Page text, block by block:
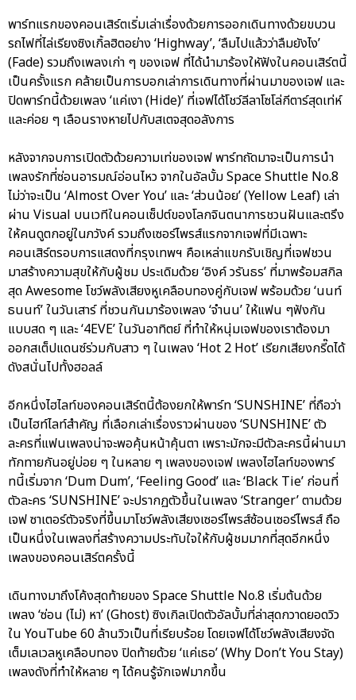
พาร์ทแรกของคอนเสิร์ตเริ่มเล่าเรื่องด้วยการออกเดินทางด้วยขบวน
รถไฟที่ไล่เรียงซิงเกิ้ลฮิตอย่าง ‘Highway’, ‘ลืมไปแล้วว่าลืมยังไง’
(Fade) รวมถึงเพลงเก่า ๆ ของเจฟ ที่ได้นำมาร้องใหัฟังในคอนเสิร์ตนี้
เป็นครั้งแรก คล้ายเป็นการบอกเล่าการเดินทางที่ผ่านมาของเจฟ และ
ปิดพาร์ทนี้ด้วยเพลง ‘แค่เงา (Hide)’ ที่เจฟได้โชว์ลีลาโซโล่กีตาร์สุดเท่ห์
และค่อย ๆ เลือนรางหายไปกับสเตจสุดอลังการ
หลังจากจบการเปิดตัวด้วยความเท่ของเจฟ พาร์ทถัดมาจะเป็นการนำ
เพลงรักที่ซ่อนอารมณ์อ่อนไหว จากในอัลบั้ม Space Shuttle No.8
ไม่ว่าจะเป็น ‘Almost Over You’ และ ‘ส่วนน้อย’ (Yellow Leaf) เล่า
ผ่าน Visual บนเวทีในคอนเซ็ปต์ของโลกจินตนาการชวนฝันและตรึง
ให้คนดูตกอยู่ในภวังค์ รวมถึงเซอร์ไพรส์แรกจากเจฟที่มีเฉพาะ
คอนเสิร์ตรอบการแสดงที่กรุงเทพฯ คือเหล่าแขกรับเชิญที่เจฟชวน
มาสร้างความสุขให้กับผู้ชม ประเดิมด้วย ‘อิงค์ วรันธร’ ที่มาพร้อมสกิล
สุด Awesome โชว์พลังเสียงหูเคลือบทองคู่กับเจฟ พร้อมด้วย ‘นนท์
ธนนท์’ ในวันเสาร์ ที่ชวนกันมาร้องเพลง ‘จำนน’ ให้แฟน ๆฟังกัน
แบบสด ๆ และ ‘4EVE’ ในวันอาทิตย์ ที่ทำให้หนุ่มเจฟของเราต้องมา
ออกสเต็ปแดนซ์ร่วมกับสาว ๆ ในเพลง ‘Hot 2 Hot’ เรียกเสียงกรี๊ดได้
ดังสนั่นไปทั้งฮอลล์
อีกหนึ่งไฮไลท์ของคอนเสิร์ตนี้ต้องยกให้พาร์ท ‘SUNSHINE’ ที่ถือว่า
เป็นไฮท์ไลท์สำคัญ ที่เลือกเล่าเรื่องราวผ่านของ ‘SUNSHINE’ ตัว
ละครที่แฟนเพลงน่าจะพอคุ้นหน้าคุ้นตา เพราะมักจะมีตัวละครนี้ผ่านมา
ทักทายกันอยู่บ่อย ๆ ในหลาย ๆ เพลงของเจฟ เพลงไฮไลท์ของพาร์
ทนี้เริ่มจาก ‘Dum Dum’, ‘Feeling Good’ และ ‘Black Tie’ ก่อนที่
ตัวละคร ‘SUNSHINE’ จะปรากฏตัวขึ้นในเพลง ‘Stranger’ ตามด้วย
เจฟ ซาเตอร์ตัวจริงที่ขึ้นมาโชว์พลังเสียงเซอร์ไพรส์ซ้อนเซอร์ไพรส์ ถือ
เป็นหนึ่งในเพลงที่สร้างความประทับใจให้กับผู้ชมมากที่สุดอีกหนึ่ง
เพลงของคอนเสิร์ตครั้งนี้
เดินทางมาถึงโค้งสุดท้ายของ Space Shuttle No.8 เริ่มต้นด้วย
เพลง ‘ซ่อน (ไม่) หา’ (Ghost) ซิงเกิลเปิดตัวอัลบั้มที่ล่าสุดกวาดยอดวิว
ใน YouTube 60 ล้านวิวเป็นที่เรียบร้อย โดยเจฟได้โชว์พลังเสียงจัด
เต็มเลเวลหูเคลือบทอง ปิดท้ายด้วย ‘แค่เธอ’ (Why Don’t You Stay)
เพลงดังที่ทำให้หลาย ๆ ได้คนรู้จักเจฟมากขึ้น